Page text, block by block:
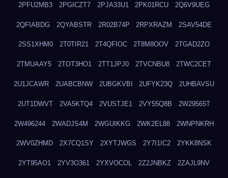
2PFU2MB3 2PGICZT7 2PJA33U1 2PK01RCU 2Q6V9UEG
2QFIABDG 2QYABSTR 2R02B74P 2RPXRAZM 2SAV54DE
2SS1XHM0 2T0TIR21 2T4QFIOC 2T8M8OOV 2TGAD2ZO
2TMUAAY5 2TOT3HO1 2TT1JPJ0 2TVCNBU8 2TWC2CET
2U1JCAWR 2UABCBNW 2UBGKVBI 2UFYK23Q 2UHBAVSU
2UT1DWVT 2VA5KTQ4 2VUSTJE1 2VY55Q8B 2W29565T
2W496244 2WADJS4M 2WGUIKKG 2WK2EL88 2WNPNKRH
2WV0ZHMD 2X7CQ1SY 2XYTJWGS 2Y7I1IC2 2YKK8NSK
2YT95AO1 2YV3O361 2YXVOCOL 2Z2JNBKZ 2ZAJL9NV